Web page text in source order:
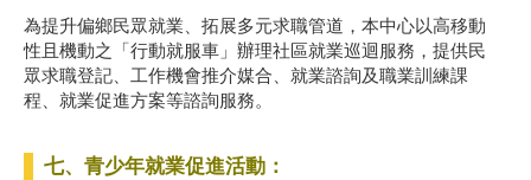
為提升偏鄉民眾就業、拓展多元求職管道，本中心以高移動
性且機動之「行動就服車」辦理社區就業巡迴服務，提供民
眾求職登記、工作機會推介媒合、就業諮詢及職業訓練課
程、就業促進方案等諮詢服務。
七、青少年就業促進活動：